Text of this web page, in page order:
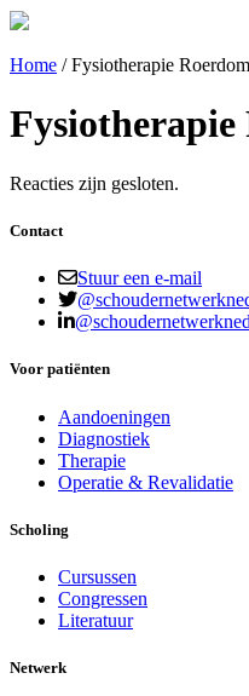
Home /Fysiotherapie
Fysiotherapie
Reacties zijn gesloten.
Contact
Stuur een e-mail
Voor patiënten
Aandoeningen
Diagnostiek
Therapie
Operatie & Revalidatie
Scholing
Cursussen
Congressen
Literatuur
Netwerk